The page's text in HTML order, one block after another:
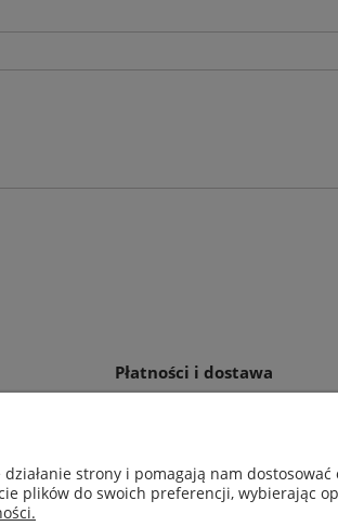
Płatności i dostawa
strony i pomagają nam
plików do swoich preferencji, wybierając